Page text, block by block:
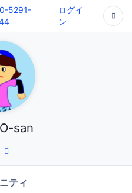
5291-
ログイ
ン
san
ティ